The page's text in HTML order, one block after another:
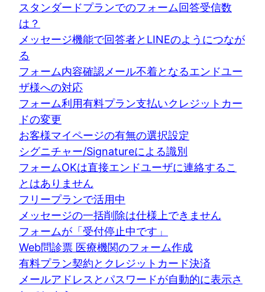
スタンダードプランでのフォーム回答受信数
は？
メッセージ機能で回答者とLINEのようにつなが
る
フォーム内容確認メール不着となるエンドユー
ザ様への対応
フォーム利用有料プラン支払いクレジットカー
ドの変更
お客様マイページの有無の選択設定
シグニチャー/Signatureによる識別
フォームOKは直接エンドユーザに連絡するこ
とはありません
フリープランで活用中
メッセージの一括削除は仕様上できません
フォームが「受付停止中です」
Web問診票 医療機関のフォーム作成
有料プラン契約とクレジットカード決済
メールアドレスとパスワードが自動的に表示さ